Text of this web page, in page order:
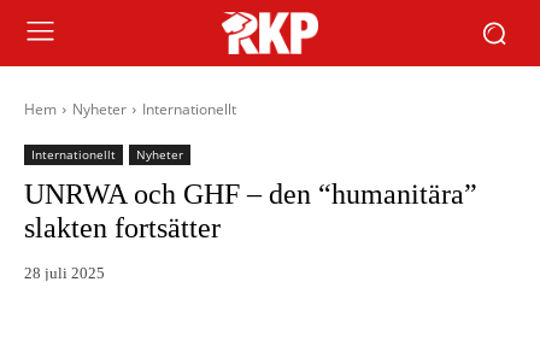
Hem Nyheter Internationellt
Internationellt Nyheter
UNRWA och GHF – den “humanitära”
slakten fortsätter
28 juli 2025